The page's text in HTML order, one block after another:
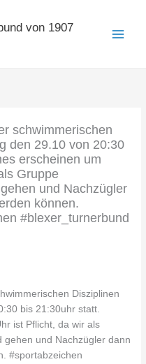
von 1907
schwimmerischen
den 29.10 von 20:30
erscheinen um
Gruppe
und Nachzügler
können.
#blexer_turnerbund